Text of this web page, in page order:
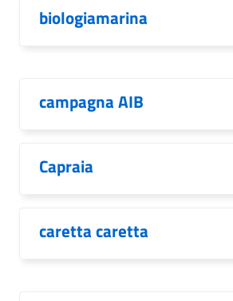
biologiamarina
campagna AIB
Capraia
caretta caretta